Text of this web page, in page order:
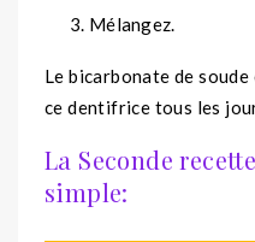
Mélangez.
Le bicarbonate de
ce dentifrice tous les
La Seconde
simple: